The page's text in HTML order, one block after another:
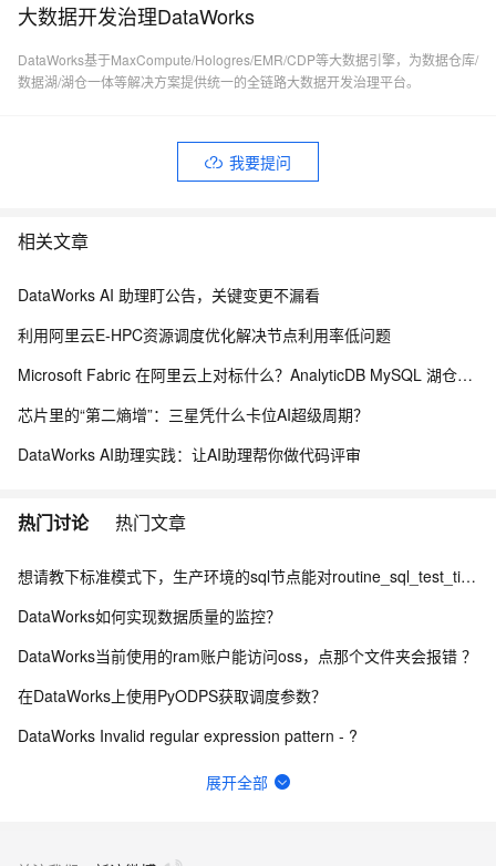
大数据开发治理DataWorks
DataWorks基于MaxCompute/Hologres/EMR/CDP等大数据引擎，为数据仓库/
数据湖/湖仓一体等解决方案提供统一的全链路大数据开发治理平台。
我要提问
相关文章
DataWorks AI 助理盯公告，关键变更不漏看
利用阿里云E-HPC资源调度优化解决节点利用率低问题
Microsoft Fabric 在阿里云上对标什么？AnalyticDB MySQL 湖仓一体统一分析方案
芯片里的“第二熵增”：三星凭什么卡位AI超级周期？
DataWorks AI助理实践：让AI助理帮你做代码评审
热门讨论 热门文章
想请教下标准模式下，生产环境的sql节点能对routine_sql_test_tianyi进行sel
DataWorks如何实现数据质量的监控？
DataWorks当前使用的ram账户能访问oss，点那个文件夹会报错 ？
在DataWorks上使用PyODPS获取调度参数？
DataWorks Invalid regular expression pattern - ?
数据来源：com.alibaba.fastjson.JSONException: syntax er
DataWorks离线同步 报脏数据 这是说A字段有问题是不？
展开全部